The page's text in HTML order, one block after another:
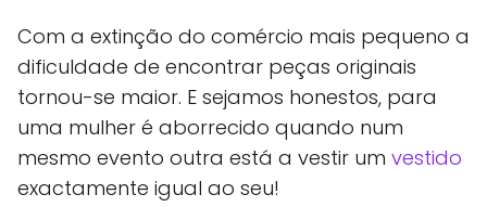
Com a extinção do comércio mais pequeno a
dificuldade de encontrar peças originais
tornou-se maior. E sejamos honestos, para
uma mulher é aborrecido quando num
mesmo evento outra está a vestir um vestido
exactamente igual ao seu!